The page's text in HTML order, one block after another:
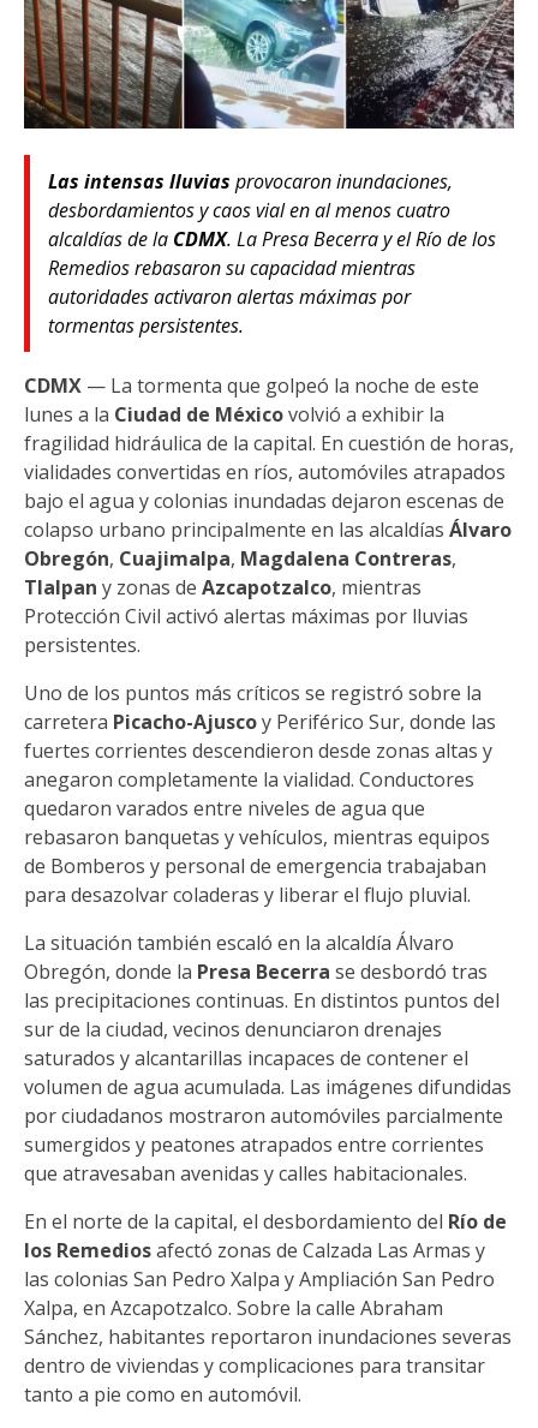
Las intensas lluvias provocaron inundaciones,
desbordamientos y caos vial en al menos cuatro
alcaldías de la CDMX. La Presa Becerra y el Río de los
Remedios rebasaron su capacidad mientras
autoridades activaron alertas máximas por
tormentas persistentes.
CDMX — La tormenta que golpeó la noche de este
lunes a la Ciudad de Méxicovolvió a exhibir la
fragilidad hidráulica de la capital. En cuestión de horas,
vialidades convertidas en ríos, automóviles atrapados
bajo el agua y colonias inundadas dejaron escenas de
colapso urbano principalmente en las alcaldías Álvaro
Obregón, Cuajimalpa, Magdalena Contreras,
Tlalpan y zonas de Azcapotzalco, mientras
Protección Civil activó alertas máximas por lluvias
persistentes.
Uno de los puntos más críticos se registró sobre la
carretera Picacho-Ajuscoy Periférico Sur, donde las
fuertes corrientes descendieron desde zonas altas y
anegaron completamente la vialidad. Conductores
quedaron varados entre niveles de agua que
rebasaron banquetas y vehículos, mientras equipos
de Bomberos y personal de emergencia trabajaban
para desazolvar coladeras y liberar el flujo pluvial.
La situación también escaló en la alcaldía Álvaro
Obregón, donde la Presa Becerra se desbordó tras
las precipitaciones continuas. En distintos puntos del
sur de la ciudad, vecinos denunciaron drenajes
saturados y alcantarillas incapaces de contener el
volumen de agua acumulada. Las imágenes difundidas
por ciudadanos mostraron automóviles parcialmente
sumergidos y peatones atrapados entre corrientes
que atravesaban avenidas y calles habitacionales.
En el norte de la capital, el desbordamiento del Río de
los Remediosafectó zonas de Calzada Las Armas y
las colonias San Pedro Xalpa y Ampliación San Pedro
Xalpa, en Azcapotzalco. Sobre la calle Abraham
Sánchez, habitantes reportaron inundaciones severas
dentro de viviendas y complicaciones para transitar
tanto a pie como en automóvil.